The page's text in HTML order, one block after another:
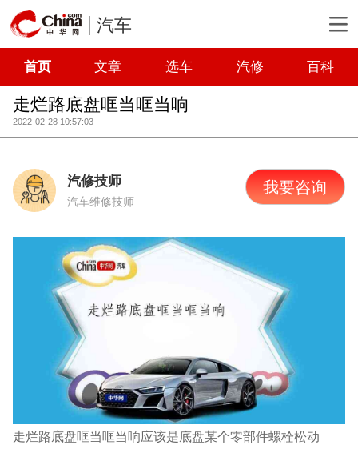
汽车
首页 文章 选车 汽修 百科
走烂路底盘哐当哐当响
2022-02-28 10:57:03
汽修技师
汽车维修技师
我要咨询
走烂路底盘哐当哐当响应该是底盘某个零部件螺栓松动